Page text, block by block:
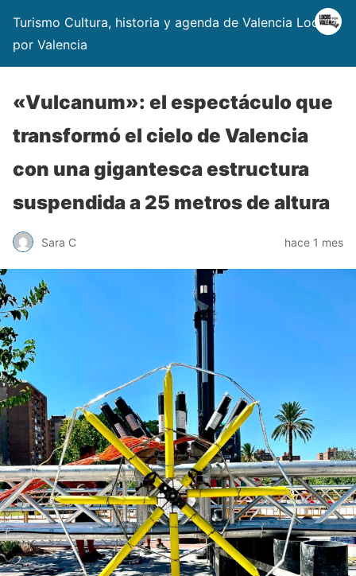
Turismo Cultura, historia y agenda de Valencia Locos
por Valencia
«Vulcanum»: el espectáculo que
transformó el cielo de Valencia
con una gigantesca estructura
suspendida a 25 metros de altura
Sara C hace 1 mes